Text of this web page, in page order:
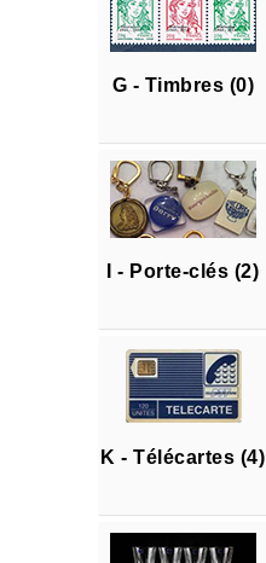
G - Timbres (0)
I - Porte-clés (2)
K - Télécartes (4)